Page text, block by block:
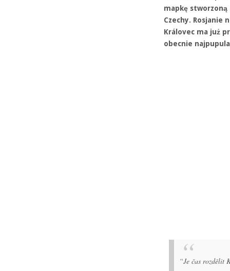
mapkę stworzoną
Czechy. Rosjanie
Královec ma już
obecnie
“Je čas rozdělit